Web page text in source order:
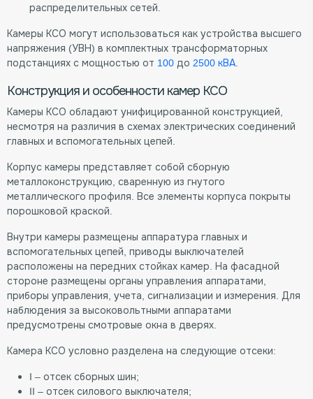
распределительных сетей.
Камеры КСО могут использоваться как устройства высшего
напряжения (УВН) в комплектных трансформаторных
подстанциях с мощностью от 100 до 2500 кВА.
Конструкция и особенности камер КСО
Камеры КСО обладают унифицированной конструкцией,
несмотря на различия в схемах электрических соединений
главных и вспомогательных цепей.
Корпус камеры представляет собой сборную
металлоконструкцию, сваренную из гнутого
металлического профиля. Все элементы корпуса покрыты
порошковой краской.
Внутри камеры размещены аппаратура главных и
вспомогательных цепей, приводы выключателей
расположены на передних стойках камер. На фасадной
стороне размещены органы управления аппаратами,
приборы управления, учета, сигнализации и измерения. Для
наблюдения за высоковольтными аппаратами
предусмотрены смотровые окна в дверях.
Камера КСО условно разделена на следующие отсеки:
I – отсек сборных шин;
II – отсек силового выключателя;